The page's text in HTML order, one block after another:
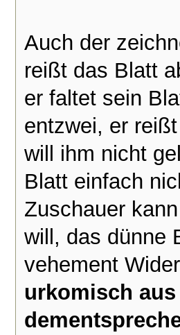
Auch der
reißt das Blatt
er faltet sein
entzwei, er
will ihm nicht
Blatt einfach
Zuschauer
will, das dünne
vehement
urkomisch